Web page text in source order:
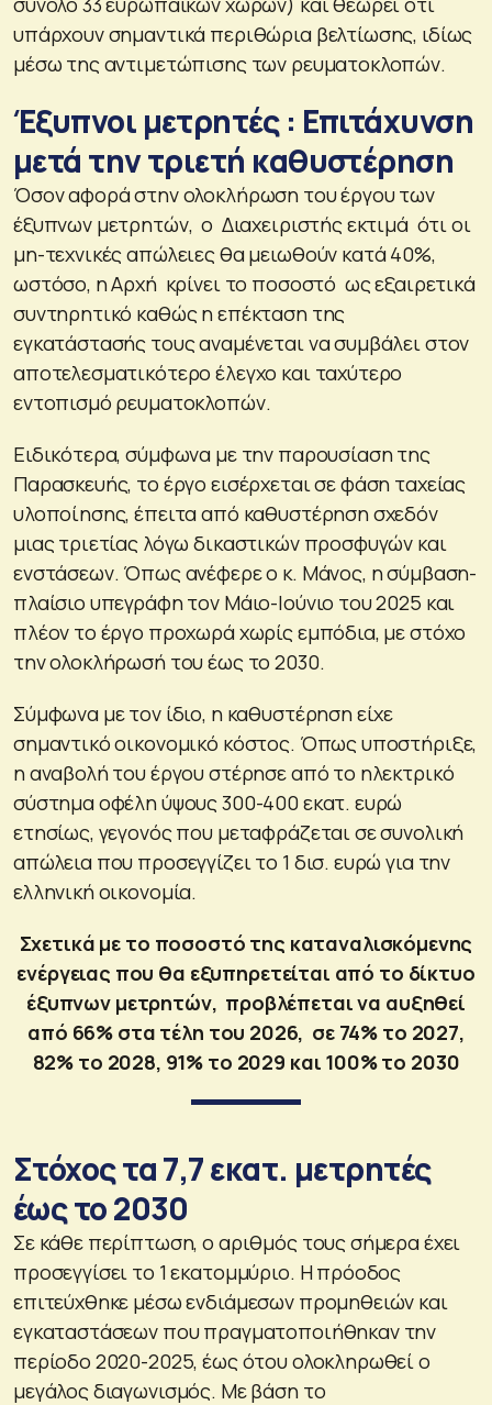
υπάρχουν σημαντικά περιθώρια βελτίωσης, ιδίως
μέσω της αντιμετώπισης των ρευματοκλοπών.
Έξυπνοι μετρητές : Επιτάχυνση
μετά την τριετή καθυστέρηση
Όσον αφορά στην ολοκλήρωση του έργου των
έξυπνων μετρητών, ο Διαχειριστής εκτιμά ότι οι
μη-τεχνικές απώλειες θα μειωθούν κατά 40%,
ωστόσο, η Αρχή κρίνει το ποσοστό ως εξαιρετικά
συντηρητικό καθώς η επέκταση της
εγκατάστασής τους αναμένεται να συμβάλει στον
αποτελεσματικότερο έλεγχο και ταχύτερο
εντοπισμό ρευματοκλοπών.
Ειδικότερα, σύμφωνα με την παρουσίαση της
Παρασκευής, το έργο εισέρχεται σε φάση ταχείας
υλοποίησης, έπειτα από καθυστέρηση σχεδόν
μιας τριετίας λόγω δικαστικών προσφυγών και
ενστάσεων. Όπως ανέφερε ο κ. Μάνος, η σύμβαση-
πλαίσιο υπεγράφη τον Μάιο-Ιούνιο του 2025 και
πλέον το έργο προχωρά χωρίς εμπόδια, με στόχο
την ολοκλήρωσή του έως το 2030.
Σύμφωνα με τον ίδιο, η καθυστέρηση είχε
σημαντικό οικονομικό κόστος. Όπως υποστήριξε,
η αναβολή του έργου στέρησε από το ηλεκτρικό
σύστημα οφέλη ύψους 300-400 εκατ. ευρώ
ετησίως, γεγονός που μεταφράζεται σε συνολική
απώλεια που προσεγγίζει το 1 δισ. ευρώ για την
ελληνική οικονομία.
Σχετικά με το ποσοστό της καταναλισκόμενης
ενέργειας που θα εξυπηρετείται από το δίκτυο
έξυπνων μετρητών, προβλέπεται να αυξηθεί
από 66% στα τέλη του 2026, σε 74% το 2027,
82% το 2028, 91% το 2029 και 100% το 2030
Στόχος τα 7,7 εκατ. μετρητές
έως το 2030
Σε κάθε περίπτωση, ο αριθμός τους σήμερα έχει
προσεγγίσει το 1 εκατομμύριο. Η πρόοδος
επιτεύχθηκε μέσω ενδιάμεσων προμηθειών και
εγκαταστάσεων που πραγματοποιήθηκαν την
περίοδο 2020-2025, έως ότου ολοκληρωθεί ο
μεγάλος διαγωνισμός. Με βάση το